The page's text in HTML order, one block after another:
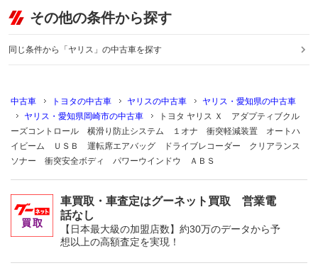
その他の条件から探す
同じ条件から「ヤリス」の中古車を探す
中古車 トヨタの中古車 ヤリスの中古車
ヤリス・愛知県の中古車
ヤリス・愛知県岡崎市の中古車
トヨタ ヤリス Ｘ アダプティブクル
ーズコントロール 横滑り防止システム １オナ 衝突軽減装置 オートハ
イビーム ＵＳＢ 運転席エアバッグ ドライブレコーダー クリアランス
ソナー 衝突安全ボディ パワーウインドウ ＡＢＳ
車買取・車査定はグーネット買取 営業電
話なし
【日本最大級の加盟店数】約30万のデータから予
想以上の高額査定を実現！